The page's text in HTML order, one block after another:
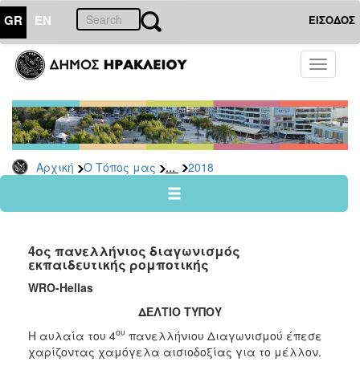
GR EN ΕΙΣΟΔΟΣ
Toggle
Αρχική Ο Τόπος μας ... 2018
ΤΟΠΟΣ
ΜΑΣ
Ανακοινώσεις
Αρχείο
2026
2024
2022
2021
2019
2018
4ος πανελλήνιος διαγωνισμός
εκπαιδευτικής ρομποτικής
WRO-Hellas
ΔΕΛΤΙΟ ΤΥΠΟΥ
Η αυλαία του 4ου πανελλήνιου Διαγωνισμού έπεσε
χαρίζοντας χαμόγελα αισιοδοξίας για το μέλλον.